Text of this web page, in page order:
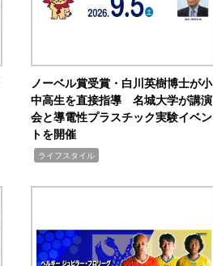
ノーベル賞受賞・白川英樹博士が小
中高生を直接指導 名城大学が講演
会と導電性プラスチック実験イベン
トを開催
ライフスタイル